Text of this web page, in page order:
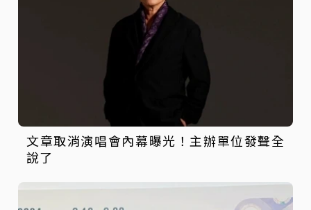
文章取消演唱會內幕曝光！主辦單位發聲全
說了